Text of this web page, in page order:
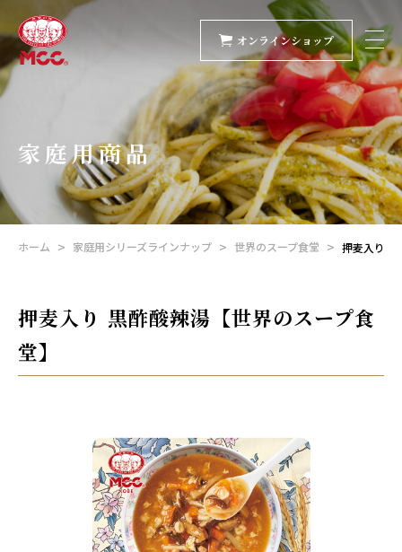
オンラインショップ
家庭用商品
ホーム 家庭用シリーズラインナップ 世界のスープ食堂 押麦入り 黒
押麦入り 黒酢酸辣湯【世界のスープ食
堂】